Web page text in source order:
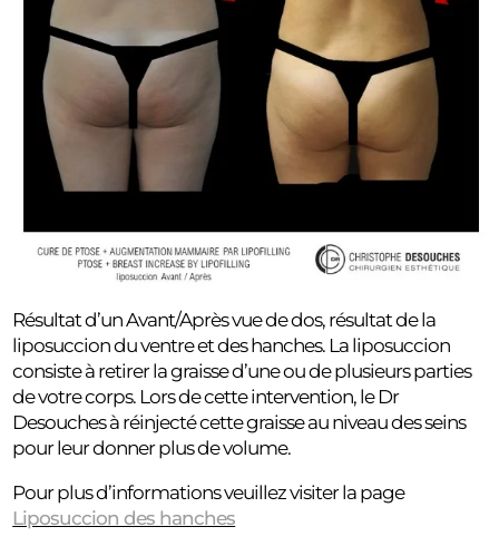
Résultat d’un Avant/Après vue de dos, résultat de la
liposuccion du ventre et des hanches. La liposuccion
consiste à retirer la graisse d’une ou de plusieurs parties
de votre corps. Lors de cette intervention, le Dr
Desouches à réinjecté cette graisse au niveau des seins
pour leur donner plus de volume.
Pour plus d’informations veuillez visiter la page
Liposuccion des hanches